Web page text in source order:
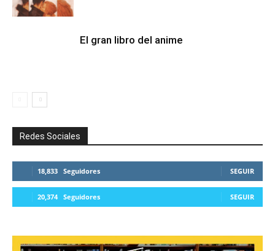
El gran libro del anime
Redes Sociales
18,833 Seguidores SEGUIR
20,374 Seguidores SEGUIR